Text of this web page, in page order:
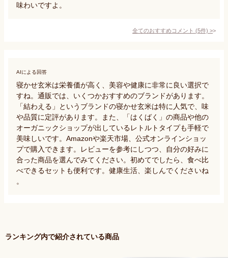
味わいですよ。
全てのおすすめコメント (5件) >
AIによる回答
寝かせ玄米は栄養価が高く、美容や健康に非常に良い選択で
すね。通販では、いくつかおすすめのブランドがあります。
「結わえる」というブランドの寝かせ玄米は特に人気で、味
や品質に定評があります。また、「はくばく」の商品や他の
オーガニックショップが出しているレトルトタイプも手軽で
美味しいです。Amazonや楽天市場、公式オンラインショッ
プで購入できます。レビューを参考にしつつ、自分の好みに
合った商品を選んでみてください。初めてでしたら、食べ比
べできるセットも便利です。健康生活、楽しんでくださいね
。
ランキング内で紹介されている商品